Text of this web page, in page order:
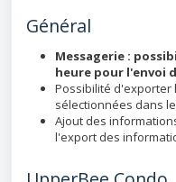
Général
Messagerie :
heure pour l'envoi
Possibilité d'exporter
sélectionnées dans
Ajout des
l'export des